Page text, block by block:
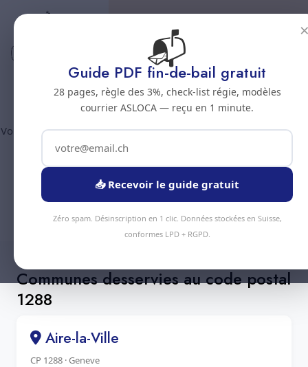
Code postal 1288
Nettoyage professionnel -
Code postal 1288
Vous êtes au code postal1288? Chez Nous Clean intervient dans
la commune de :Aire-la-Ville
prestations disponibles, devis gratuit sous 24h.
Devis Instantané +41 78 319 32 82
Communes desservies au code postal
1288
Aire-la-Ville
CP 1288 · Geneve
📬
Guide PDF fin-de-bail gratuit
28 pages, règle des 3%, check-list régie, modèles
courrier ASLOCA — reçu en 1 minute.
📥 Recevoir le guide gratuit
Zéro spam. Désinscription en 1 clic. Données stockées en Suisse,
conformes LPD + RGPD.